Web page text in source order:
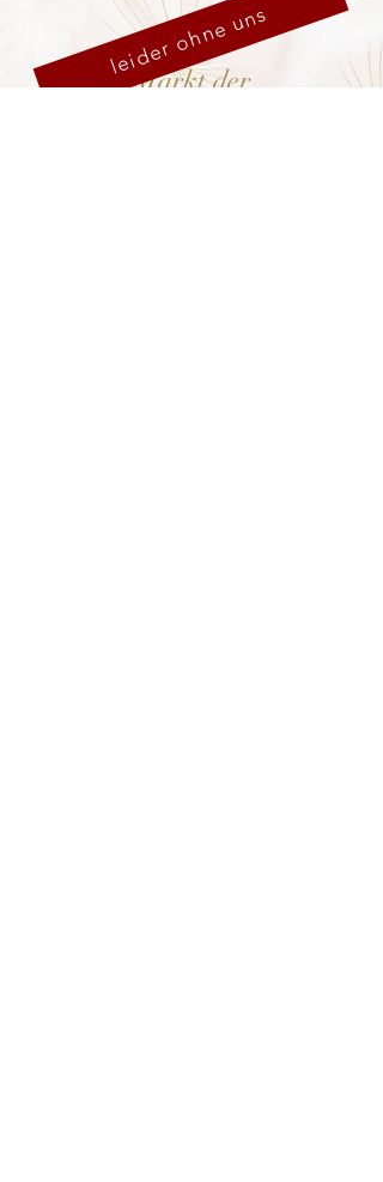
Markt der
leider ohne uns